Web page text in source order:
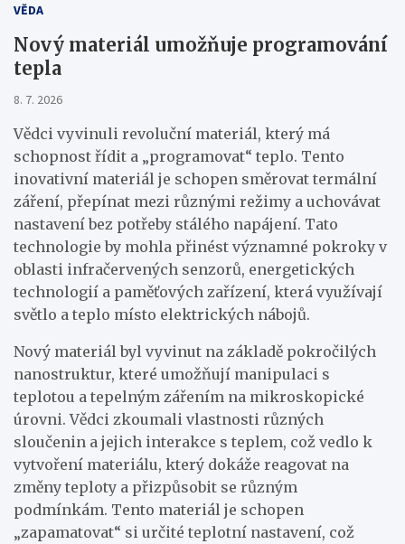
VĚDA
Nový materiál umožňuje programování
tepla
8. 7. 2026
Vědci vyvinuli revoluční materiál, který má
schopnost řídit a „programovat“ teplo. Tento
inovativní materiál je schopen směrovat termální
záření, přepínat mezi různými režimy a uchovávat
nastavení bez potřeby stálého napájení. Tato
technologie by mohla přinést významné pokroky v
oblasti infračervených senzorů, energetických
technologií a paměťových zařízení, která využívají
světlo a teplo místo elektrických nábojů.
Nový materiál byl vyvinut na základě pokročilých
nanostruktur, které umožňují manipulaci s
teplotou a tepelným zářením na mikroskopické
úrovni. Vědci zkoumali vlastnosti různých
sloučenin a jejich interakce s teplem, což vedlo k
vytvoření materiálu, který dokáže reagovat na
změny teploty a přizpůsobit se různým
podmínkám. Tento materiál je schopen
„zapamatovat“ si určité teplotní nastavení, což